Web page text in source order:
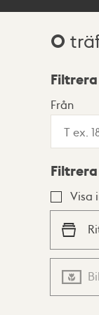
0
Lista
Från
Visa